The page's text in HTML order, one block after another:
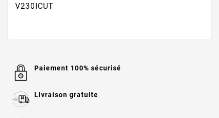
V230ICUT
Paiement 100% sécurisé
Livraison gratuite